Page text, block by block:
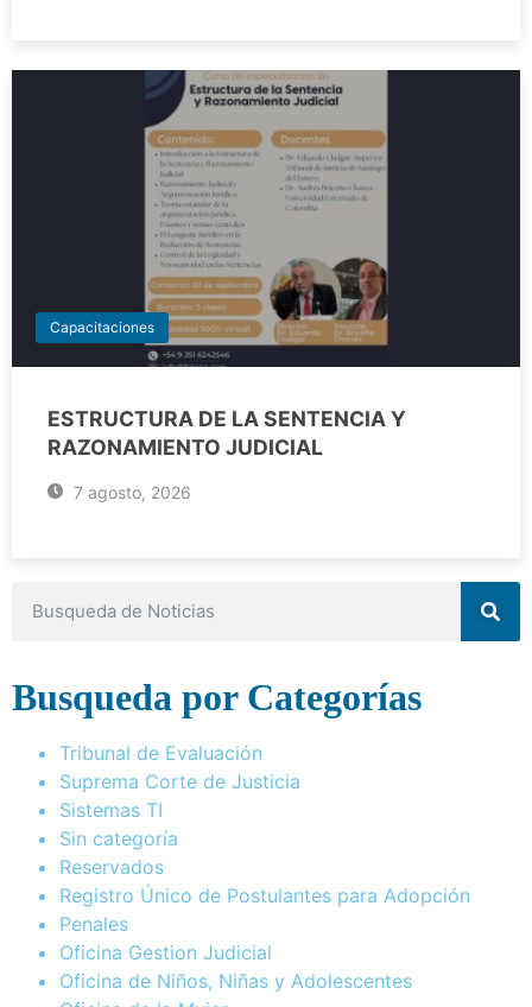
Capacitaciones
ESTRUCTURA DE LA SENTENCIA Y
RAZONAMIENTO JUDICIAL
7 agosto, 2026
Busqueda por Categorías
Tribunal de Evaluación
Suprema Corte de Justicia
Sistemas TI
Sin categoría
Reservados
Registro Único de Postulantes para Adopción
Penales
Oficina Gestion Judicial
Oficina de Niños, Niñas y Adolescentes